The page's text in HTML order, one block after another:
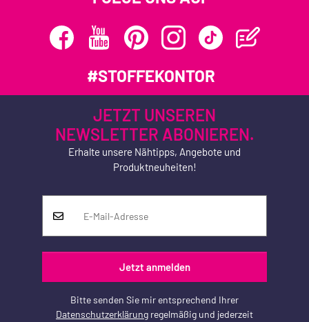
#STOFFEKONTOR
JETZT UNSEREN
NEWSLETTER ABONIEREN.
Erhalte unsere Nähtipps, Angebote und
Produktneuheiten!
Jetzt anmelden
Bitte senden Sie mir entsprechend Ihrer
Datenschutzerklärung regelmäßig und jederzeit